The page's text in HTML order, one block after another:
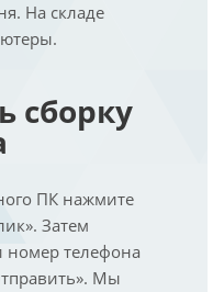
На складе
сборку
ПК нажмите
Затем
телефона
Мы